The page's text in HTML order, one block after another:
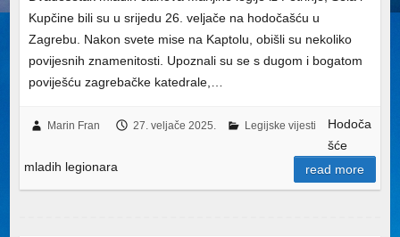
Kupčine bili su u srijedu 26. veljače na hodočašću u
Zagrebu. Nakon svete mise na Kaptolu, obišli su nekoliko
povijesnih znamenitosti. Upoznali su se s dugom i bogatom
poviješću zagrebačke katedrale,…
Marin Fran 27. veljače 2025. Legijske vijesti
Hodoča
šće
mladih legionara
read more